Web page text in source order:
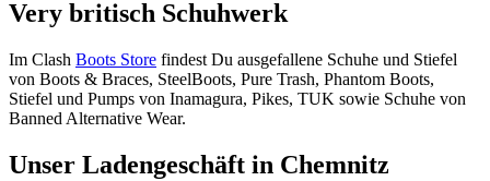
Very britisch Schuhwerk
Im Clash Boots Store findest Du ausgefallene Schuhe und Stiefel
von Boots & Braces, SteelBoots, Pure Trash, Phantom Boots,
Stiefel und Pumps von Inamagura, Pikes, TUK sowie Schuhe von
Banned Alternative Wear.
Unser Ladengeschäft in Chemnitz